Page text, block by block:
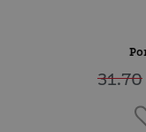
31.70